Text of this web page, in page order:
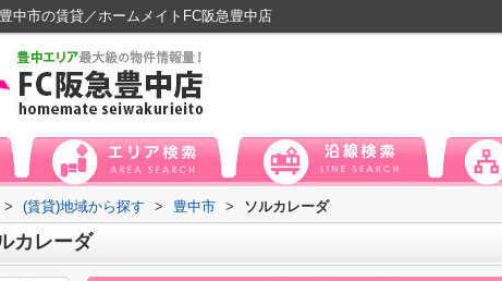
中市の賃貸／ホームメイトFC阪急豊中店
> (賃貸)地域から探す > 豊中市 > ソルカレーダ
カレーダ